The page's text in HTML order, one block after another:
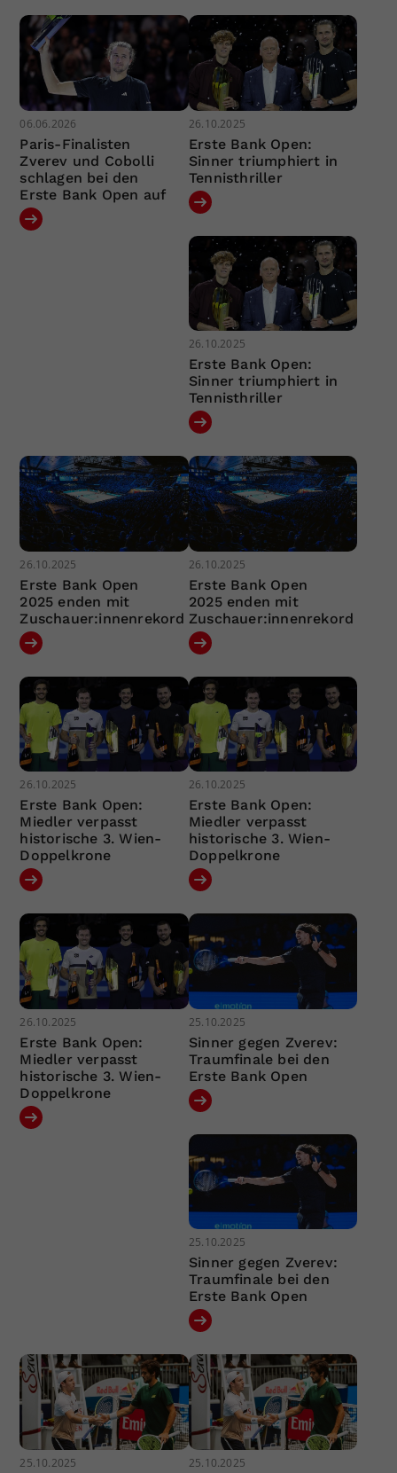
06.06.2026
Paris-Finalisten
Zverev und Cobolli
schlagen bei den
Erste Bank Open auf
26.10.2025
Erste Bank Open:
Sinner triumphiert in
Tennisthriller
26.10.2025
Erste Bank Open:
Sinner triumphiert in
Tennisthriller
26.10.2025
Erste Bank Open
2025 enden mit
Zuschauer:innenrekord
26.10.2025
Erste Bank Open
2025 enden mit
Zuschauer:innenrekord
26.10.2025
Erste Bank Open:
Miedler verpasst
historische 3. Wien-
Doppelkrone
26.10.2025
Erste Bank Open:
Miedler verpasst
historische 3. Wien-
Doppelkrone
26.10.2025
Erste Bank Open:
Miedler verpasst
historische 3. Wien-
Doppelkrone
25.10.2025
Sinner gegen Zverev:
Traumfinale bei den
Erste Bank Open
25.10.2025
Sinner gegen Zverev:
Traumfinale bei den
Erste Bank Open
25.10.2025 25.10.2025